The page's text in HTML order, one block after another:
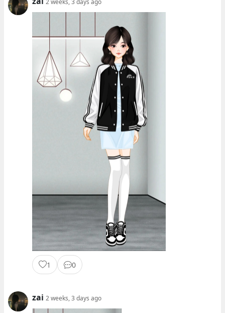
1 0
zai 2 weeks, 3 days ago